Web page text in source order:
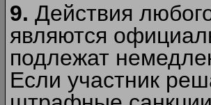
9. Действия
являются
подлежат
Если участник